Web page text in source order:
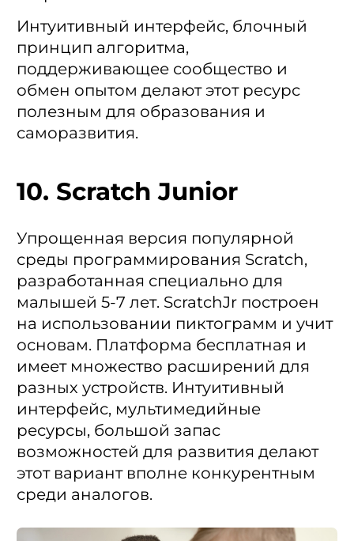
Интуитивный интерфейс, блочный
принцип алгоритма,
поддерживающее сообщество и
обмен опытом делают этот ресурс
полезным для образования и
саморазвития.
10. Scratch Junior
Упрощенная версия популярной
среды программирования Scratch,
разработанная специально для
малышей 5-7 лет. ScratchJr построен
на использовании пиктограмм и учит
основам. Платформа бесплатная и
имеет множество расширений для
разных устройств. Интуитивный
интерфейс, мультимедийные
ресурсы, большой запас
возможностей для развития делают
этот вариант вполне конкурентным
среди аналогов.